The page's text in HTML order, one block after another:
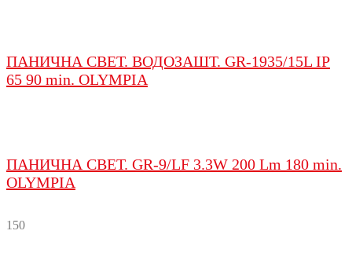
ПАНИЧНА СВЕТ. ВОДОЗАШТ. GR-1935/15L IP
65 90 min. OLYMPIA
ПАНИЧНА СВЕТ. GR-9/LF 3.3W 200 Lm 180 min.
OLYMPIA
150